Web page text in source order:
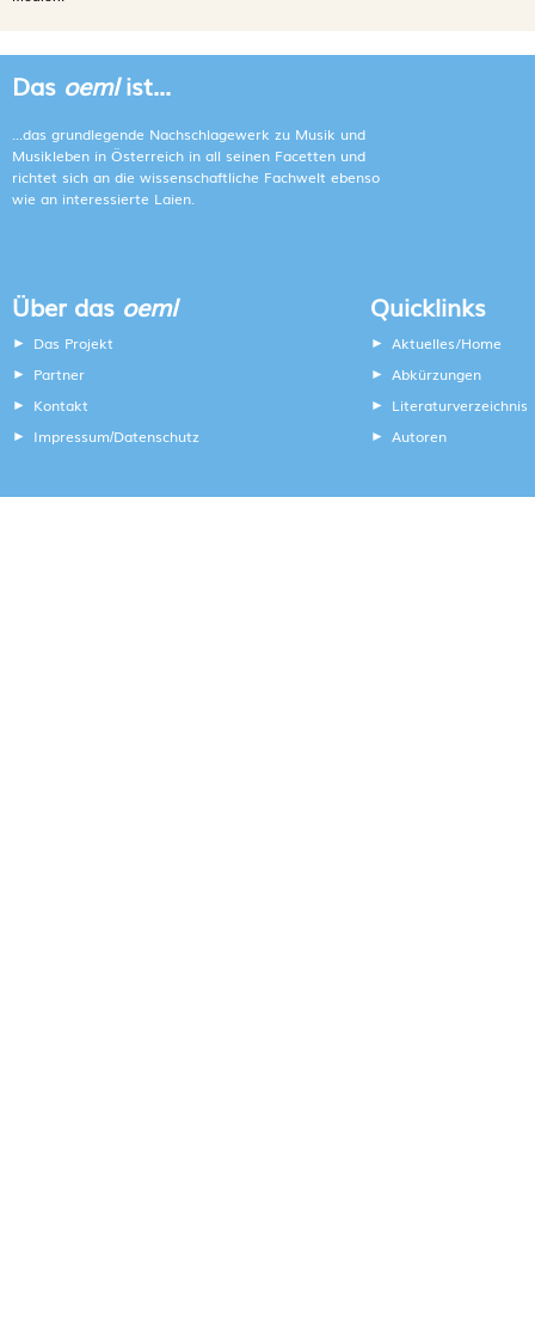
Das oemlist...
...das grundlegende Nachschlagewerk zu Musik und
Musikleben in Österreich in all seinen Facetten und
richtet sich an die wissenschaftliche Fachwelt ebenso
wie an interessierte Laien.
Über das oeml
Das Projekt
Partner
Kontakt
Impressum/Datenschutz
Quicklinks
Aktuelles/Home
Abkürzungen
Literaturverzeichnis
Autoren